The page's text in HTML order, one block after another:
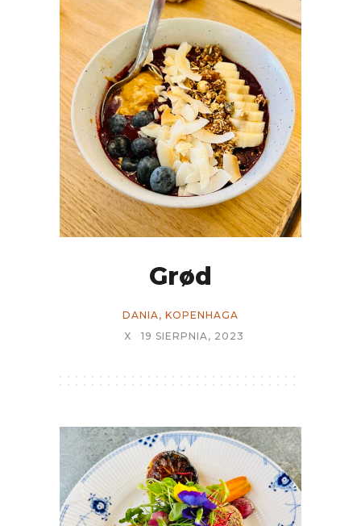
Grød
DANIA, KOPENHAGA
X
19 SIERPNIA, 2023